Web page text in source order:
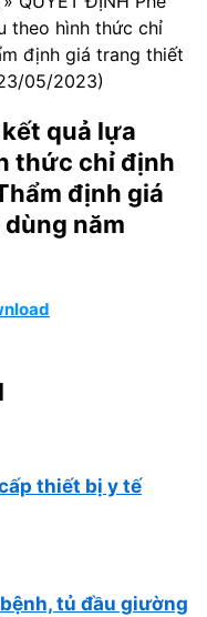
theo hình thức chỉ
định giá trang thiết
05/2023)
kết quả lựa
thức chỉ định
định giá
năm
thiết bị y tế
tủ đầu giường